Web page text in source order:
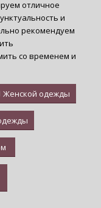
отличное
и
рекомендуем
со временем и
Женской одежды